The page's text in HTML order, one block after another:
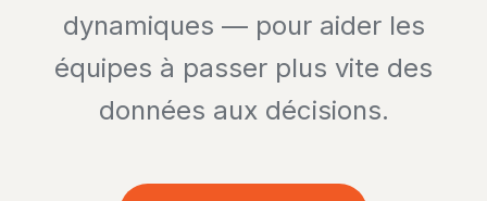
dynamiques — pour aider les
équipes à passer plus vite des
données aux décisions.